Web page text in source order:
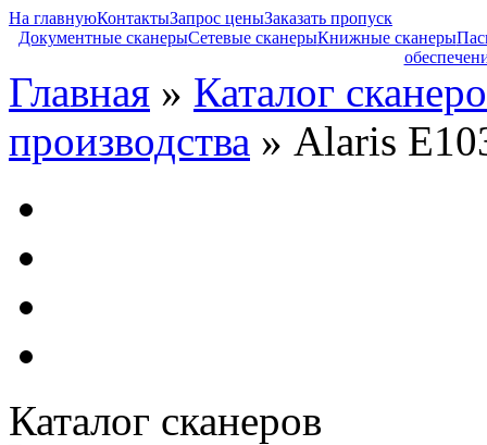
На главнуюКонтактыЗапрос ценыЗаказать пропуск
Документные сканерыСетевые сканерыКнижные сканеры
Главная » Каталог
производства » Alaris
Каталог сканеров